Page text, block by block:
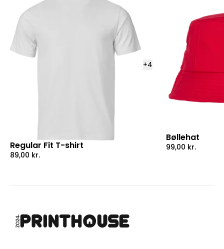
+4
Regular Fit T-shirt
89,00 kr.
Bøllehat
99,00 kr.